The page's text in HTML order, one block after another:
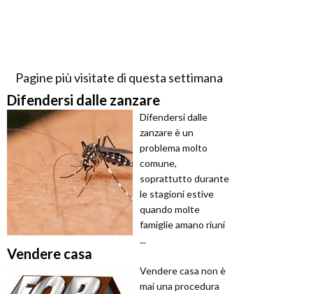
Pagine più visitate di questa settimana
Difendersi dalle zanzare
Difendersi dalle
zanzare è un
problema molto
comune,
soprattutto durante
le stagioni estive
quando molte
famiglie amano riuni
...
Vendere casa
Vendere casa non è
mai una procedura